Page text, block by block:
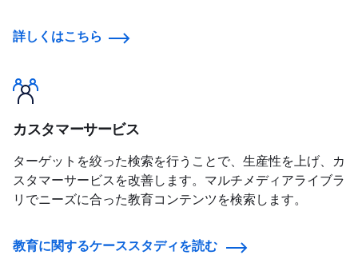
詳しくはこちら
カスタマーサービス
ターゲットを絞った検索を行うことで、生産性を上げ、カ
スタマーサービスを改善します。マルチメディアライブラ
リでニーズに合った教育コンテンツを検索します。
教育に関するケーススタディを読む